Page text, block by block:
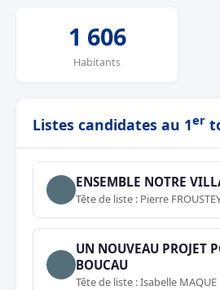
1 606
Habitants
Listes candidates au 1er
ENSEMBLE NOTRE
Tête de liste : Pierre
UN NOUVEAU PROJET
BOUCAU
Tête de liste : Isabelle MAQUE